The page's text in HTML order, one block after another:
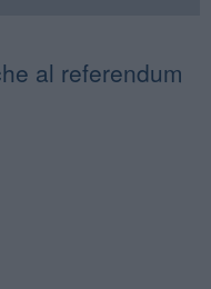
al referendum